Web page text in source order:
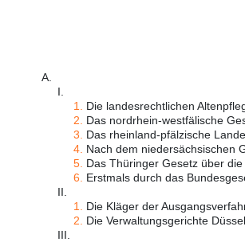
A.
I.
1.
Die landesrechtlichen
2.
Das nordrhein-westfälische
3.
Das rheinland-pfälzische
4. Nach dem niedersächsischen
5. Das Thüringer Gesetz über
6.
Erstmals durch das
II.
1.
Die Kläger der
2.
Die Verwaltungsgerichte
III.